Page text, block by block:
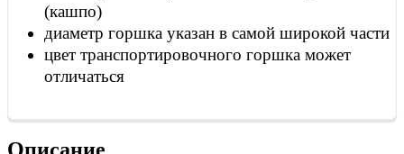
(кашпо)
диаметр горшка указан в самой широкой части
цвет транспортировочного горшка может
отличаться